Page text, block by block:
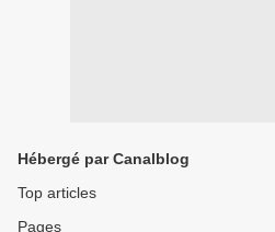
Hébergé par Canalblog
Top articles
Pages